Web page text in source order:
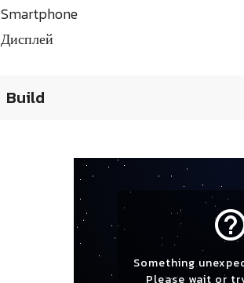
Smartphone
Дисплей
Build
Something
Please wait or